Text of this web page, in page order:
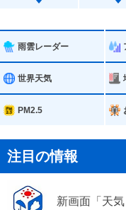
広島市佐伯区
竹原市
尾道市
府中市
江田島市
雨雲レーダー
世界天気
PM2.5
注目の情報
新画面「天